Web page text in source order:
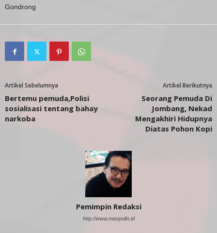
Gondrong
Artikel Sebelumnya
Bertemu pemuda,Polisi
sosialisasi tentang bahay
narkoba
Artikel Berikutnya
Seorang Pemuda Di
Jombang, Nekad
Mengakhiri Hidupnya
Diatas Pohon Kopi
Pemimpin Redaksi
http://www.maspolin.id